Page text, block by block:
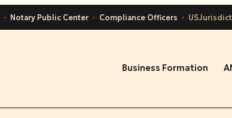
· Notary Public Center · Compliance Officers ·
Business Formation